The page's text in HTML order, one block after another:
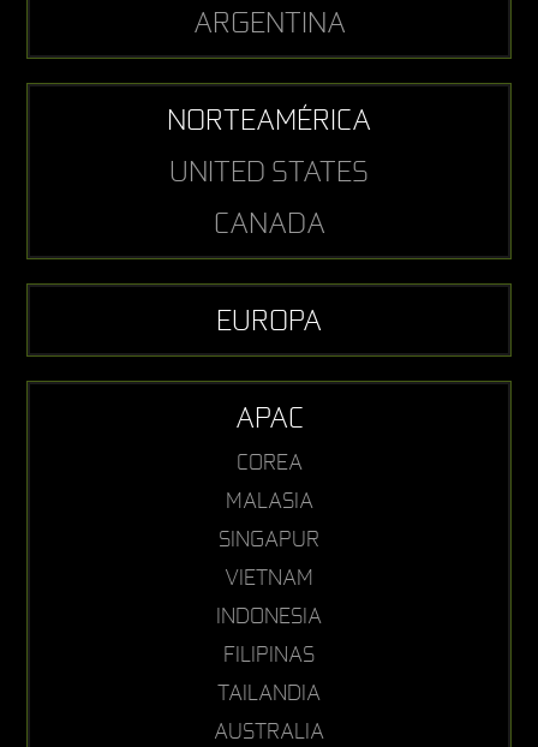
ARGENTINA
NORTEAMÉRICA
UNITED STATES
CANADA
EUROPA
APAC
COREA
MALASIA
SINGAPUR
VIETNAM
INDONESIA
FILIPINAS
TAILANDIA
AUSTRALIA